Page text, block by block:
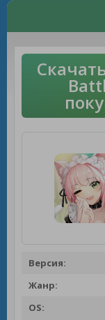
Версия:
Жанр:
OS: